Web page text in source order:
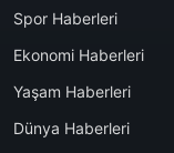
Spor Haberleri
Ekonomi Haberleri
Yaşam Haberleri
Dünya Haberleri